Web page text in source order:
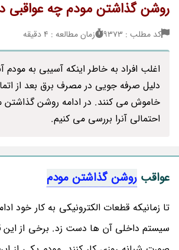
روشن گذاشتن مودم چه عواقبی
کد مطلب : 9373 زمان مطالعه : 4 دقیقه
اغلب افراد به خاطر اینکه آسیبی به مودم
دلیل صرفه جویی در مصرف برق بعد از
خاموش می کنند. در ادامه روشن گذاشتن
احتمالی آنرا بررسی می کنیم.
عواقب روشن گذاشتن مودم
تا زمانیکه قطعات الکترونیکی به کار خود
سیستم داخلی آن ها دست زد. برخی از این